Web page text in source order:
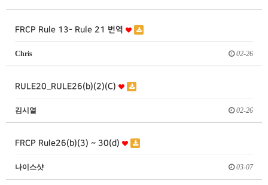
FRCP Rule 13- Rule 21 번역
Chris 02-26
RULE20_RULE26(b)(2)(C)
김시열 02-26
FRCP Rule26(b)(3) ~ 30(d)
나이스샷 03-07